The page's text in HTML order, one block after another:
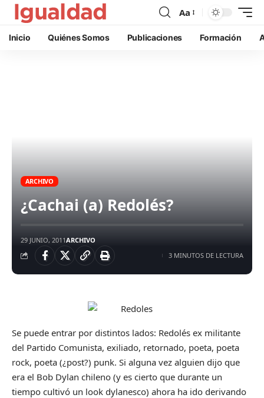
Aa
Inicio Quiénes Somos Publicaciones Formación
ARCHIVO
¿Cachai (a) Redolés?
29 JUNIO, 2011ARCHIVO
3 MINUTOS DE LECTURA
Se puede entrar por distintos lados: Redolés ex militante
del Partido Comunista, exiliado, retornado, poeta, poeta
rock, poeta (¿post?) punk. Si alguna vez alguien dijo que
era el Bob Dylan chileno (y es cierto que durante un
tiempo cultivó un look dylanesco) ahora ha ido derivando